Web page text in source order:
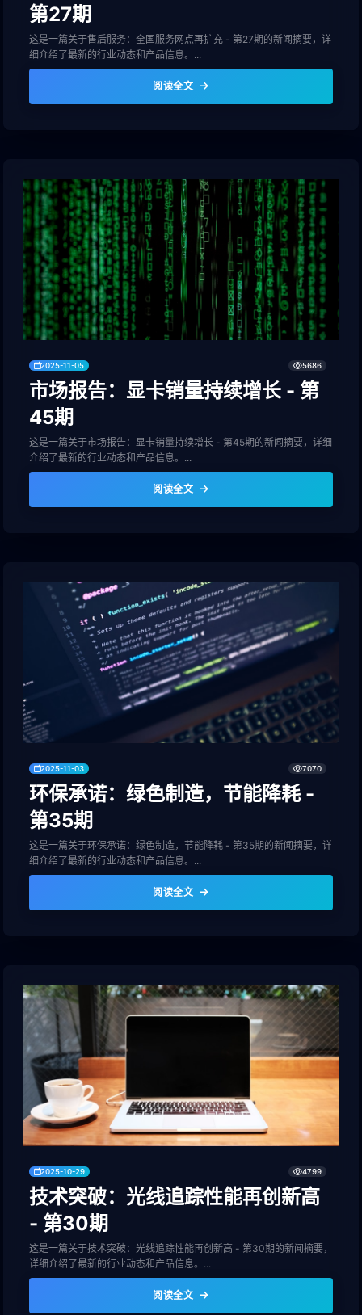
第27期
这是一篇关于售后服务：全国服务网点再扩充 - 第27期的新闻摘要，详
细介绍了最新的行业动态和产品信息。...
阅读全文
2025-11-05 5686
市场报告：显卡销量持续增长 - 第
45期
这是一篇关于市场报告：显卡销量持续增长 - 第45期的新闻摘要，详细
介绍了最新的行业动态和产品信息。...
阅读全文
2025-11-03 7070
环保承诺：绿色制造，节能降耗 -
第35期
这是一篇关于环保承诺：绿色制造，节能降耗 - 第35期的新闻摘要，详
细介绍了最新的行业动态和产品信息。...
阅读全文
2025-10-29 4799
技术突破：光线追踪性能再创新高
- 第30期
这是一篇关于技术突破：光线追踪性能再创新高 - 第30期的新闻摘要，
详细介绍了最新的行业动态和产品信息。...
阅读全文